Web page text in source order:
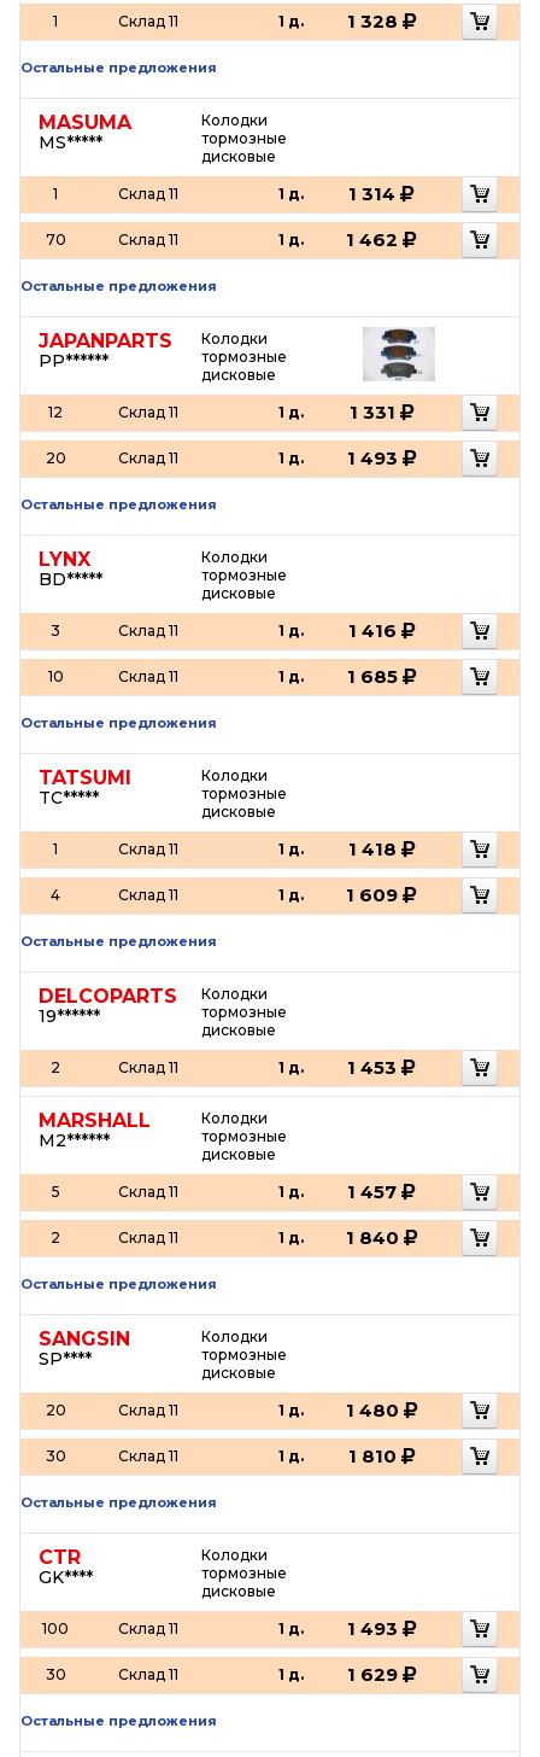
1 Склад 11 1 д. 1 328
Остальные предложения
MASUMA
MS*****
Колодки
тормозные
дисковые
1 Склад 11 1 д. 1 314
70 Склад 11 1 д. 1 462
Остальные предложения
JAPANPARTS
PP******
Колодки
тормозные
дисковые
12 Склад 11 1 д. 1 331
20 Склад 11 1 д. 1 493
Остальные предложения
LYNX
BD*****
Колодки
тормозные
дисковые
3 Склад 11 1 д. 1 416
10 Склад 11 1 д. 1 685
Остальные предложения
TATSUMI
TC*****
Колодки
тормозные
дисковые
1 Склад 11 1 д. 1 418
4 Склад 11 1 д. 1 609
Остальные предложения
DELCOPARTS
19******
Колодки
тормозные
дисковые
2 Склад 11 1 д. 1 453
MARSHALL
M2******
Колодки
тормозные
дисковые
5 Склад 11 1 д. 1 457
2 Склад 11 1 д. 1 840
Остальные предложения
SANGSIN
SP****
Колодки
тормозные
дисковые
20 Склад 11 1 д. 1 480
30 Склад 11 1 д. 1 810
Остальные предложения
CTR
GK****
Колодки
тормозные
дисковые
100 Склад 11 1 д. 1 493
30 Склад 11 1 д. 1 629
Остальные предложения